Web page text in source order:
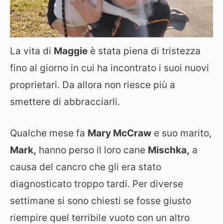
La vita di Maggie è stata piena di tristezza
fino al giorno in cui ha incontrato i suoi nuovi
proprietari. Da allora non riesce più a
smettere di abbracciarli.
Qualche mese fa Mary McCraw e suo marito,
Mark, hanno perso il loro cane Mischka, a
causa del cancro che gli era stato
diagnosticato troppo tardi. Per diverse
settimane si sono chiesti se fosse giusto
riempire quel terribile vuoto con un altro